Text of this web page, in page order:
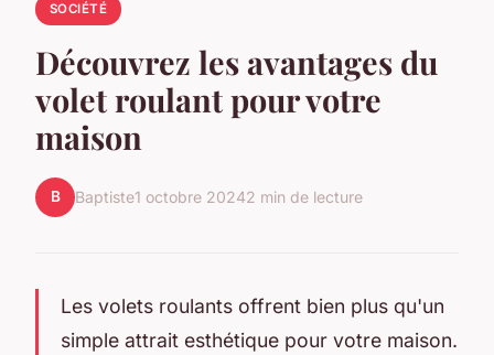
SOCIÉTÉ
Découvrez les avantages du
volet roulant pour votre
maison
B Baptiste1 octobre 20242 min de lecture
Les volets roulants offrent bien plus qu'un
simple attrait esthétique pour votre maison.